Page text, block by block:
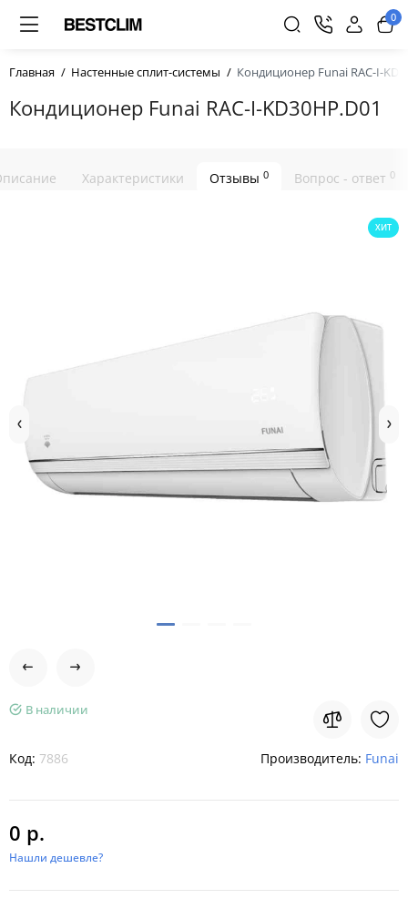
0
Главная Настенные сплит-системы Кондиционер Funai RAC-I-
Кондиционер Funai RAC-I-KD30HP.D01
Характеристики Отзывы 0 Вопрос - ответ 0
ХИТ
В наличии
Код: 7886 Производитель: Funai
0 р.
Нашли дешевле?